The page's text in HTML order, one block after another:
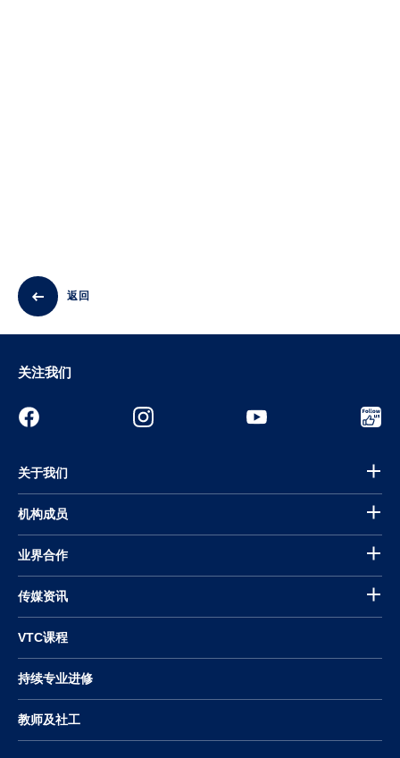
返回
关注我们
关于我们
机构成员
业界合作
传媒资讯
VTC课程
持续专业进修
教师及社工